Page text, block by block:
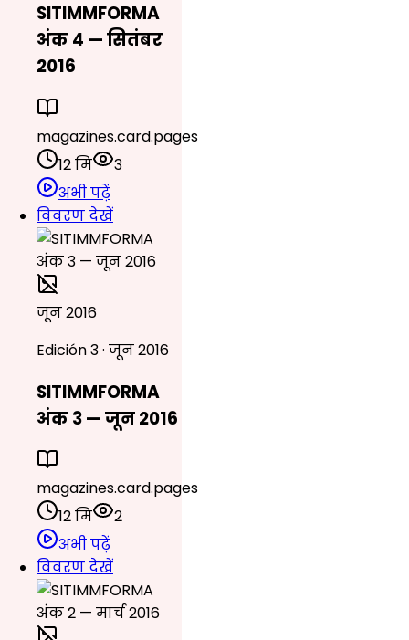
SITIMMFORMA
अंक 4 — सितंबर
2016
magazines.card.pages
12 मि
3
अभी पढ़ें
विवरण देखें
जून 2016
Edición 3 · जून 2016
SITIMMFORMA
अंक 3 — जून 2016
magazines.card.pages
12 मि
2
अभी पढ़ें
विवरण देखें